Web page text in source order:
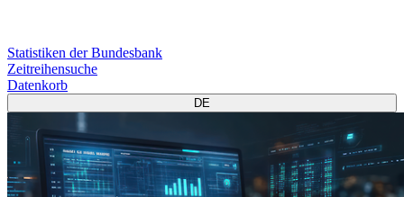
Statistiken der Bundesbank
Zeitreihensuche
Datenkorb
DE